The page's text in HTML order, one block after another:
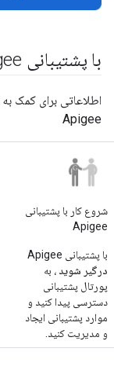
با پشتیبانی Apigee درگیر شوید
Apigee
شروع کار با پشتیبانی
Apigee
با پشتیبانی Apigee
درگیر شوید ، به
پورتال پشتیبانی
دسترسی پیدا کنید و
موارد پشتیبانی ایجاد
و مدیریت کنید.